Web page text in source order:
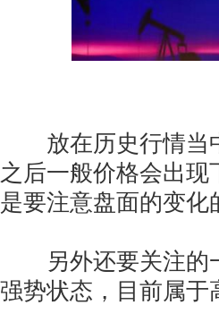
放在历史行情当
之后一般价格会出
是要注意盘面的变化
另外还要关注的
强势状态，目前属于